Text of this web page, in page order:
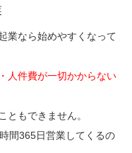
業なら始めやすくなって
人件費が一切かからない
ともできません。
間365日営業してくるの